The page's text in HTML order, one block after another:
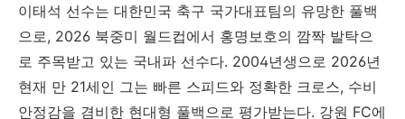
이태석 선수는 대한민국 축구 국가대표팀의 유망한 풀백
으로, 2026 북중미 월드컵에서 홍명보호의 깜짝 발탁으
로 주목받고 있는 국내파 선수다. 2004년생으로 2026년
현재 만 21세인 그는 빠른 스피드와 정확한 크로스, 수비
안정감을 겸비한 현대형 풀백으로 평가받는다. 강원 FC에